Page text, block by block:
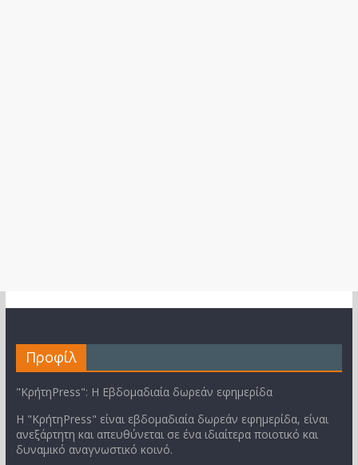
Προφίλ
"ΚρήτηPress": Η Εβδομαδιαία δωρεάν εφημερίδα
Η "ΚρήτηPress" είναι εβδομαδιαία δωρεάν εφημερίδα, είναι
ανεξάρτητη και απευθύνεται σε ένα ιδιαίτερα ποιοτικό και
δυναμικό αναγνωστικό κοινό.